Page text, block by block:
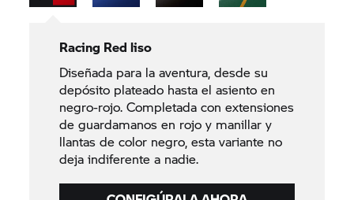
Racing Red liso
Diseñada para la aventura, desde su
depósito plateado hasta el asiento en
negro-rojo. Completada con extensiones
de guardamanos en rojo y manillar y
llantas de color negro, esta variante no
deja indiferente a nadie.